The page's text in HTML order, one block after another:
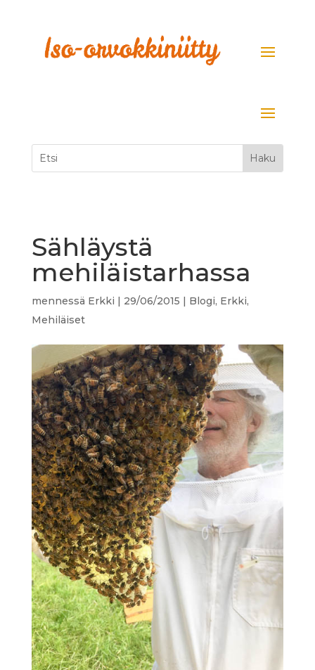
Sähläystä
mehiläistarhassa
mennessä Erkki | 29/06/2015 | Blogi, Erkki,
Mehiläiset